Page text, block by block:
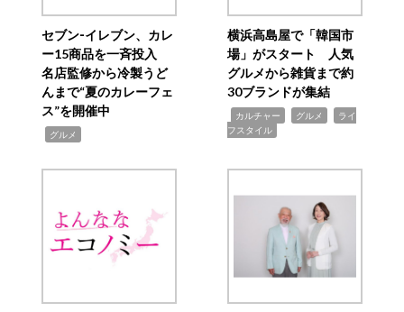
セブン‐イレブン、カレ
ー15商品を一斉投入
名店監修から冷製うど
んまで“夏のカレーフェ
ス”を開催中
グルメ
横浜高島屋で「韓国市
場」がスタート 人気
グルメから雑貨まで約
30ブランドが集結
カルチャー グルメ
ライ
フスタイル